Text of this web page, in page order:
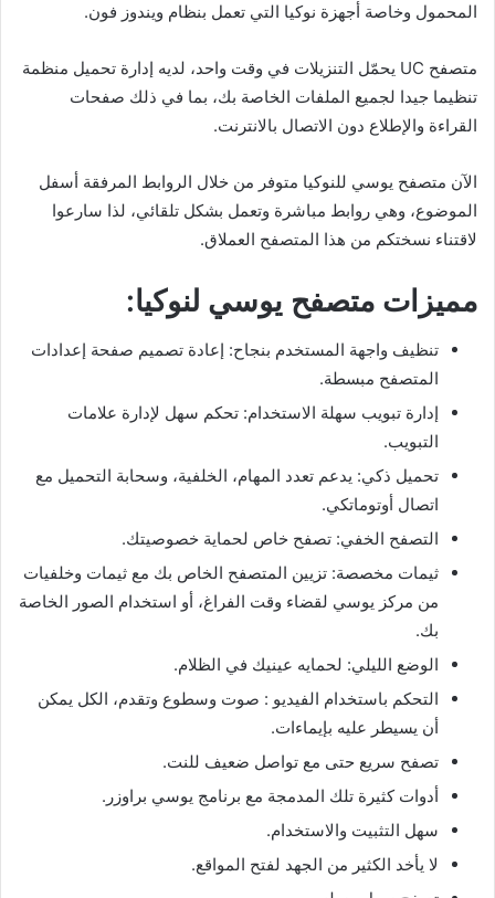
المحمول وخاصة أجهزة نوكيا التي تعمل بنظام ويندوز فون.
متصفح UC يحمّل التنزيلات في وقت واحد، لديه إدارة تحميل منظمة
تنظيما جيدا لجميع الملفات الخاصة بك، بما في ذلك صفحات
القراءة والإطلاع دون الاتصال بالانترنت.
الآن متصفح يوسي للنوكيا متوفر من خلال الروابط المرفقة أسفل
الموضوع، وهي روابط مباشرة وتعمل بشكل تلقائي، لذا سارعوا
لاقتناء نسختكم من هذا المتصفح العملاق.
مميزات متصفح يوسي لنوكيا:
تنظيف واجهة المستخدم بنجاح: إعادة تصميم صفحة إعدادات
المتصفح مبسطة.
إدارة تبويب سهلة الاستخدام: تحكم سهل لإدارة علامات
التبويب.
تحميل ذكي: يدعم تعدد المهام، الخلفية، وسحابة التحميل مع
اتصال أوتوماتكي.
التصفح الخفي: تصفح خاص لحماية خصوصيتك.
ثيمات مخصصة: تزيين المتصفح الخاص بك مع ثيمات وخلفيات
من مركز يوسي لقضاء وقت الفراغ، أو استخدام الصور الخاصة
بك.
الوضع الليلي: لحمايه عينيك في الظلام.
التحكم باستخدام الفيديو : صوت وسطوع وتقدم، الكل يمكن
أن يسيطر عليه بإيماءات.
تصفح سريع حتى مع تواصل ضعيف للنت.
أدوات كثيرة تلك المدمجة مع برنامج يوسي براوزر.
سهل التثبيت والاستخدام.
لا يأخد الكثير من الجهد لفتح المواقع.